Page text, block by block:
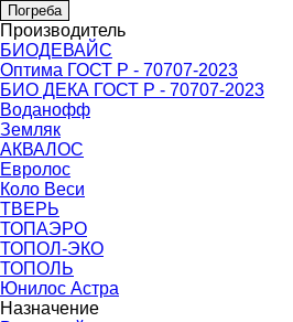
Погреба
Производитель
БИОДЕВАЙС
Оптима ГОСТ Р - 70707-2023
БИО ДЕКА ГОСТ Р - 70707-2023
Воданофф
Земляк
АКВАЛОС
Евролос
Коло Веси
ТВЕРЬ
ТОПАЭРО
ТОПОЛ-ЭКО
ТОПОЛЬ
Юнилос Астра
Назначение